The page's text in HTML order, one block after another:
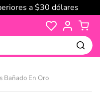
a $30 dólares
Bañado En Oro